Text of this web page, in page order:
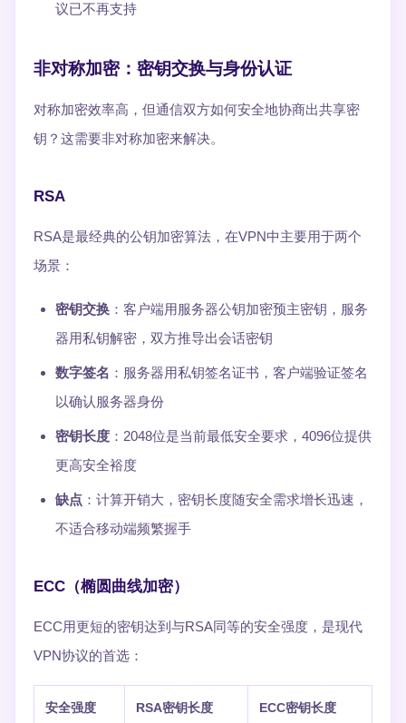
议已不再支持
非对称加密：密钥交换与身份认证
对称加密效率高，但通信双方如何安全地协商出共享密
钥？这需要非对称加密来解决。
RSA
RSA是最经典的公钥加密算法，在VPN中主要用于两个
场景：
密钥交换 ：客户端用服务器公钥加密预主密钥，服务
器用私钥解密，双方推导出会话密钥
数字签名 ：服务器用私钥签名证书，客户端验证签名
以确认服务器身份
密钥长度 ：2048位是当前最低安全要求，4096位提供
更高安全裕度
缺点 ：计算开销大，密钥长度随安全需求增长迅速，
不适合移动端频繁握手
ECC（椭圆曲线加密）
ECC用更短的密钥达到与RSA同等的安全强度，是现代
VPN协议的首选：
安全强度 RSA密钥长度 ECC密钥长度